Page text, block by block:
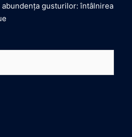
abundența gusturilor: întâlnirea